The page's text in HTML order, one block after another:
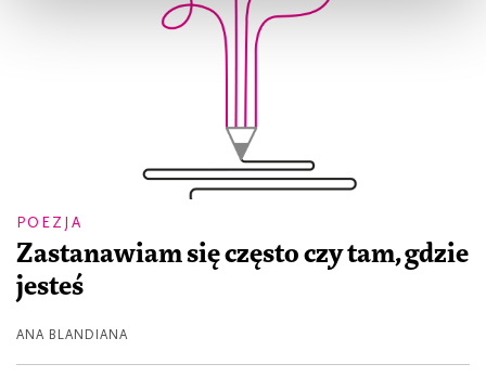
POEZJA
Zastanawiam się często czy tam, gdzie
jesteś
ANA BLANDIANA